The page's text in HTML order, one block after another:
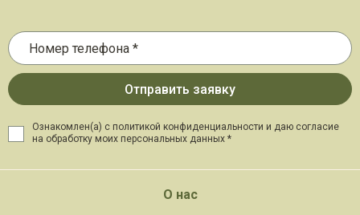
Ознакомлен(а) с политикой конфиденциальности и даю согласие
на обработку моих персональных данных *
О нас